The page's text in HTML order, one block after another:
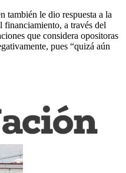
también le dio respuesta a la
financiamiento, a través del
que considera opositoras
pues “quizá aún